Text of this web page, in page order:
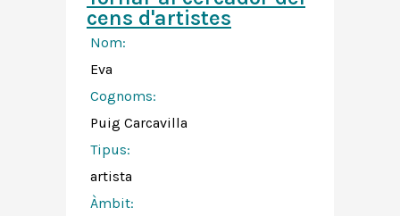
cens d'artistes
Nom:
Eva
Cognoms:
Puig Carcavilla
Tipus:
artista
Àmbit: